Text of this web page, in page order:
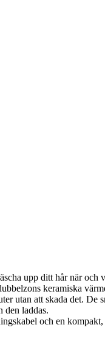
upp ditt hår när
keramiska
utan att skada det.
den laddas.
och en